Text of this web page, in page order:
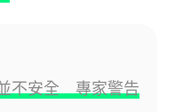
不安全 專家警告